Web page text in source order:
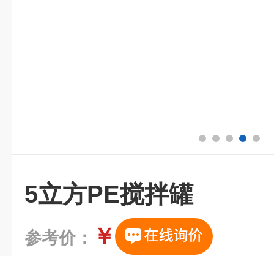
5立方PE搅拌罐
参考价： ￥